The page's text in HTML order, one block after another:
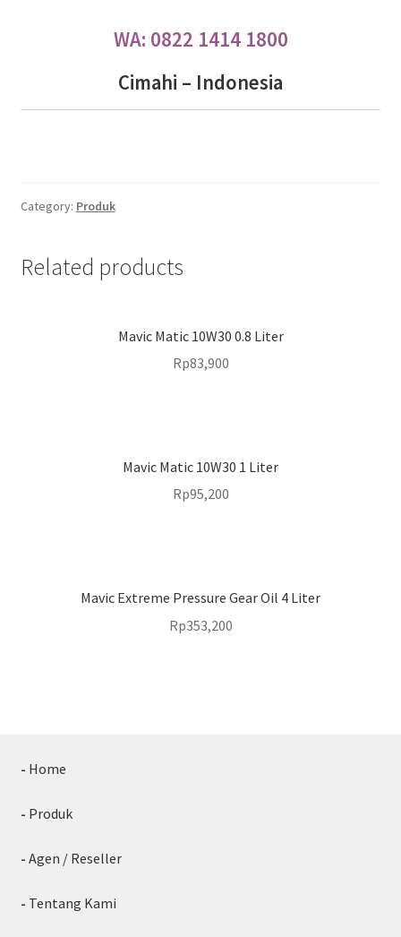
WA: 0822 1414 1800
Cimahi – Indonesia
Category: Produk
Related products
Mavic Matic 10W30 0.8 Liter
Rp83,900
Mavic Matic 10W30 1 Liter
Rp95,200
Mavic Extreme Pressure Gear Oil 4 Liter
Rp353,200
- Home
- Produk
- Agen / Reseller
- Tentang Kami